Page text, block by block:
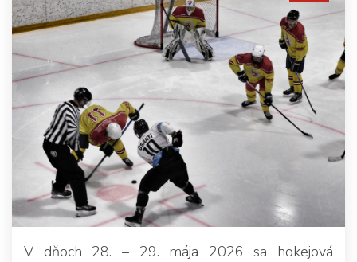
V dňoch 28. – 29. mája 2026 sa hokejová